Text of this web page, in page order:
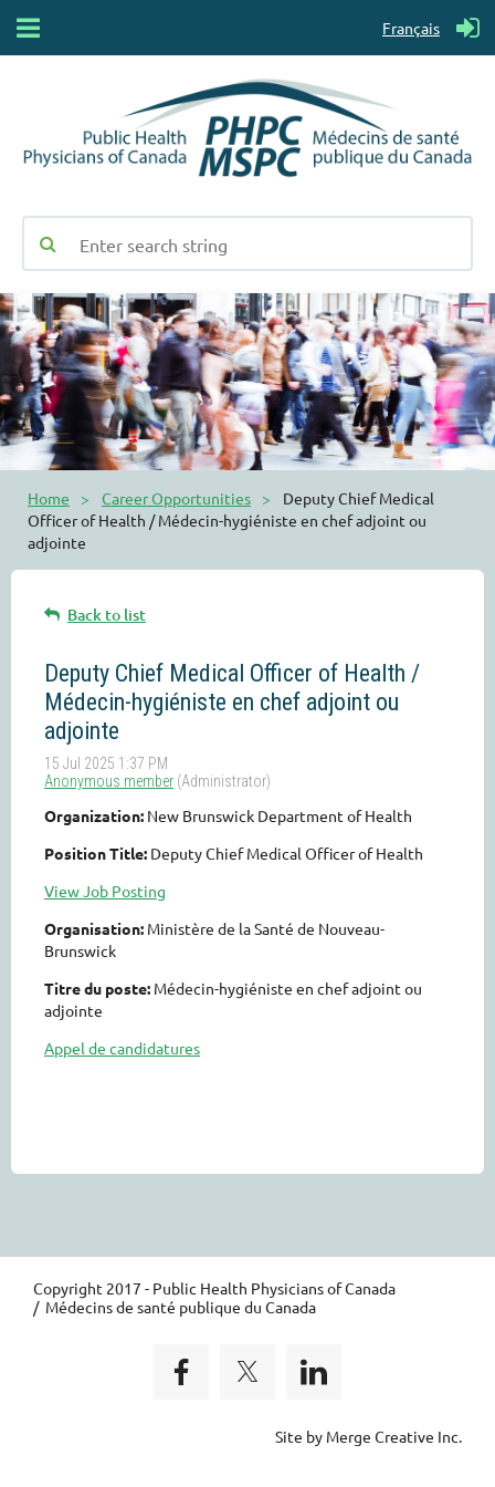
Français
Home Career Opportunities
Deputy Chief Medical
Officer of Health / Médecin-hygiéniste en chef adjoint ou
adjointe
Back to list
Deputy Chief Medical Officer of Health /
Médecin-hygiéniste en chef adjoint ou
adjointe
Organization: New Brunswick Department of Health
Position Title: Deputy Chief Medical Officer of Health
View Job Posting
Organisation: Ministère de la Santé de Nouveau-
Brunswick
Titre du poste: Médecin-hygiéniste en chef adjoint ou
adjointe
Appel de candidatures
Copyright 2017 - Public Health Physicians of Canada
/ Médecins de santé publique du Canada
Site by Merge Creative Inc.